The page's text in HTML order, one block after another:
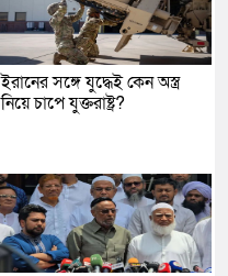
ইরানের সঙ্গে যুদ্ধেই কেন অস্ত্র
নিয়ে চাপে যুক্তরাষ্ট্র?